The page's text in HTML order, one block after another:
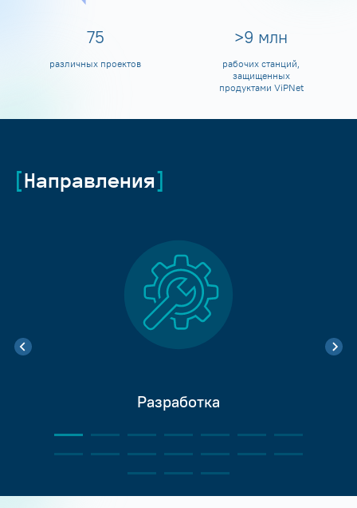
80
различных проектов
>10 млн
рабочих станций,
защищенных
продуктами ViPNet
Направления
Разработка